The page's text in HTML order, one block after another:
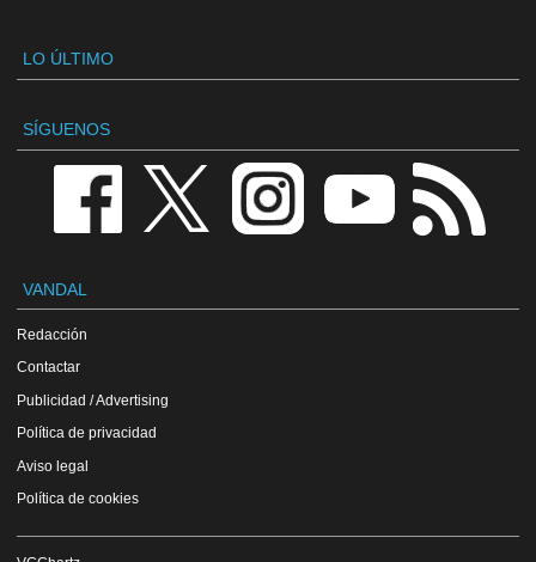
LO ÚLTIMO
SÍGUENOS
VANDAL
Redacción
Contactar
Publicidad / Advertising
Política de privacidad
Aviso legal
Política de cookies